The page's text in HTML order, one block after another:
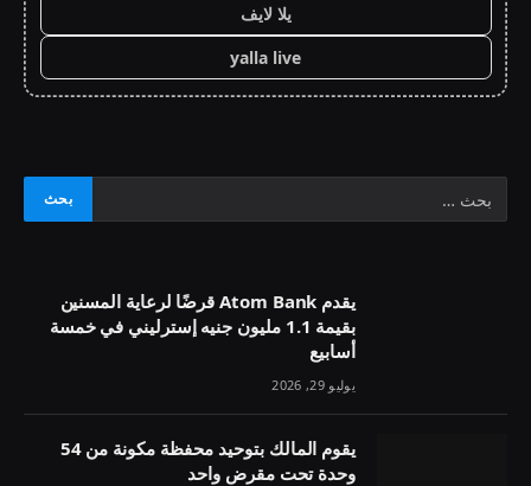
يلا لايف
yalla live
يقدم Atom Bank قرضًا لرعاية المسنين
بقيمة 1.1 مليون جنيه إسترليني في خمسة
أسابيع
يوليو 29, 2026
يقوم المالك بتوحيد محفظة مكونة من 54
وحدة تحت مقرض واحد